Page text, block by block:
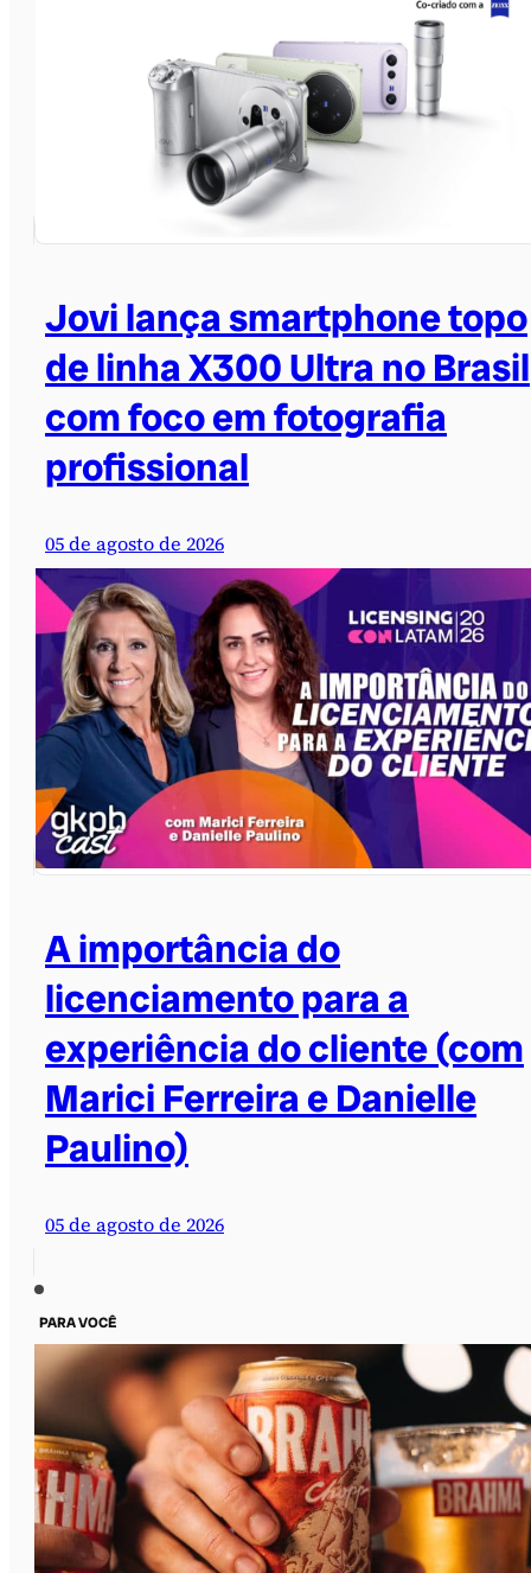
Jovi lança smartphone topo
de linha X300 Ultra no Brasil
com foco em fotografia
profissional
05 de agosto de 2026
A importância do
licenciamento para a
experiência do cliente (com
Marici Ferreira e Danielle
Paulino)
05 de agosto de 2026
PARA VOCÊ